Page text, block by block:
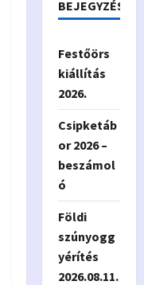
BEJEGYZÉSEK
Festőörs
kiállítás
2026.
Csipketáb
or 2026 –
beszámol
ó
Földi
szúnyogg
yérítés
2026.08.11.